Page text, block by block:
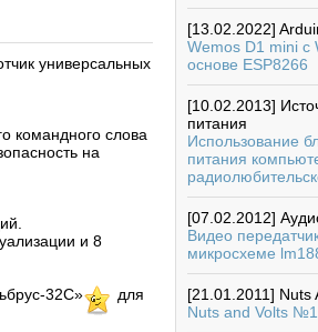
универсальных
командного слова
на
и 8
32С»
для
[13.02.2022]
Wemos D1 mini с
основе ESP8266
[10.02.2013]
питания
Использование
питания
[07.02.2012]
Видео
микросхеме
[21.01.2011] Nuts
Nuts and Volts №1